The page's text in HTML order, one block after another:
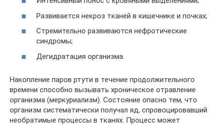
Развивается некроз тканей в кишечнике и почках;
Стремительно развиваются нефротические
синдромы;
Дегидратация организма.
Накопление паров ртути в течение продолжительного
времени способно вызывать хроническое отравление
организма (меркуриализм). Состояние опасно тем, что
организм систематически получал яд, спровоцировавший
необратимые процессы в тканях. Процесс может